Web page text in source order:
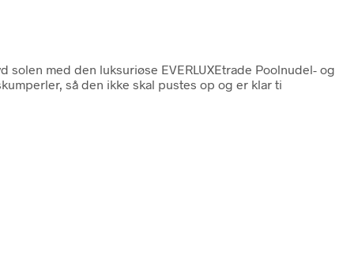
solen med den luksuriøse EVERLUXEtrade Poolnudel- og
så den ikke skal pustes op og er klar ti